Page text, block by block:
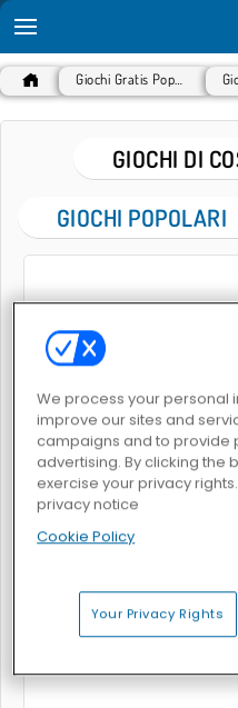
GIOCHI DI
GIOCHI POPOLARI
World Craft 2
We process your personal
improve our sites and
campaigns and to provide
advertising. By clicking the
exercise your privacy
privacy notice
Cookie Policy
Your Privacy Rights